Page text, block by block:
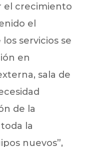
el crecimiento
el
servicios se
en
sala de
de la
la
nuevos”,